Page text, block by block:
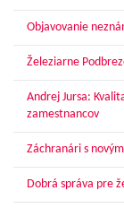
Objavovanie
Železiarne
Andrej Jursa:
zamestnancov
Záchranári s
Dobrá správa pre